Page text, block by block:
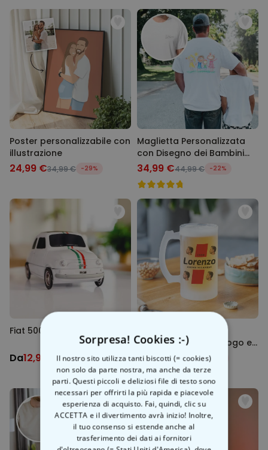
Poster personalizzabile con
illustrazione
24,99 €34,99 € -29%
Maglietta Personalizzata
con Disegno dei Bambini
fronte e retro
34,99 €44,99 € -22%
Fiat 500 Portaoggetti
Da12,99 €19,99 € -35%
Personalizzato con Logo e
4 Volti
24,99 €39,99 € -38%
Sorpresa! Cookies :-)
Il nostro sito utilizza tanti biscotti (= cookies)
non solo da parte nostra, ma anche da terze
parti. Questi piccoli e deliziosi file di testo sono
necessari per offrirti la più rapida e piacevole
esperienza di acquisto. Fai, quindi, clic su
ACCETTA e il divertimento avrà inizio! Inoltre,
il tuo consenso si estende anche al
trasferimento dei dati ai fornitori